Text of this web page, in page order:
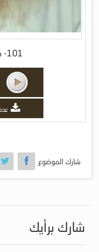
101- سورة القارعة
عدد
شارك الموضوع
شارك برأيك